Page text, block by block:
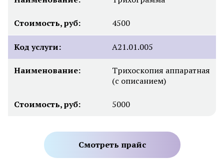
Стоимость, руб: 4500
Код услуги: А21.01.005
Наименование:
Трихоскопия аппаратная
(с описанием)
Стоимость, руб: 5000
Смотреть прайс